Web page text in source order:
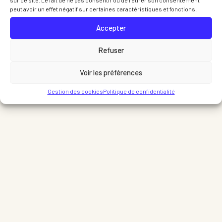
peut avoir un effet négatif sur certaines caractéristiques et fonctions.
Accepter
Refuser
Voir les préférences
Gestion des cookiesPolitique de confidentialité